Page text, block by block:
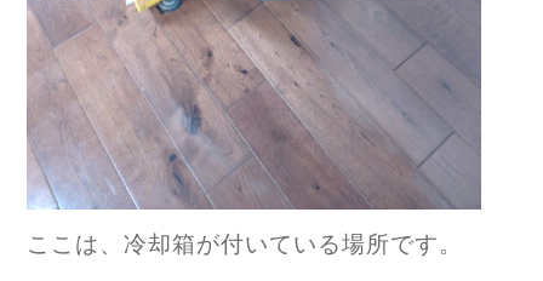
ここは、冷却箱が付いている場所です。